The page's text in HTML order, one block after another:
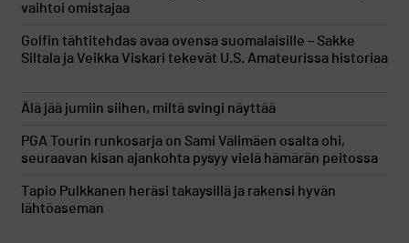
vaihtoi omistajaa
Golfin tähtitehdas avaa ovensa suomalaisille – Sakke
Siltala ja Veikka Viskari tekevät U.S. Amateurissa historiaa
Älä jää jumiin siihen, miltä svingi näyttää
PGA Tourin runkosarja on Sami Välimäen osalta ohi,
seuraavan kisan ajankohta pysyy vielä hämärän peitossa
Tapio Pulkkanen heräsi takaysillä ja rakensi hyvän
lähtöaseman